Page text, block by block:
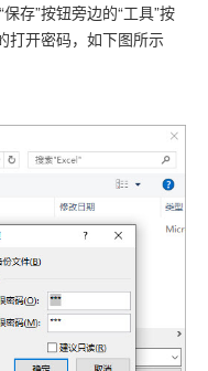
存”按钮旁边的“工具”按
打开密码，如下图所示